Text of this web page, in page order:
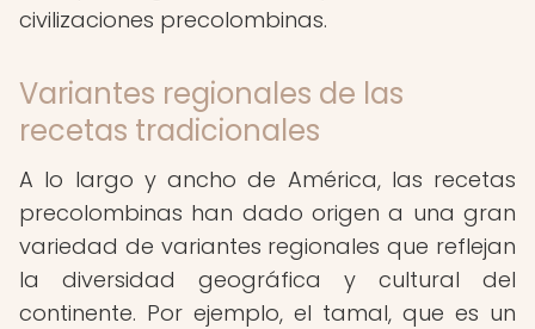
civilizaciones precolombinas.
Variantes regionales de las
recetas tradicionales
A lo largo y ancho de América, las recetas
precolombinas han dado origen a una gran
variedad de variantes regionales que reflejan
la diversidad geográfica y cultural del
continente. Por ejemplo, el tamal, que es un